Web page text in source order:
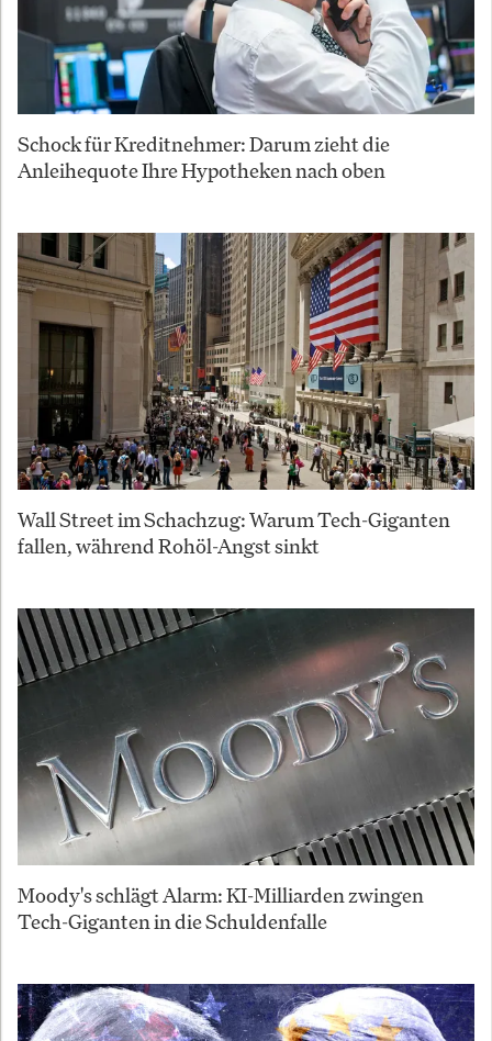
Schock für Kreditnehmer: Darum zieht die
Anleihequote Ihre Hypotheken nach oben
Wall Street im Schachzug: Warum Tech-Giganten
fallen, während Rohöl-Angst sinkt
Moody's schlägt Alarm: KI-Milliarden zwingen
Tech-Giganten in die Schuldenfalle